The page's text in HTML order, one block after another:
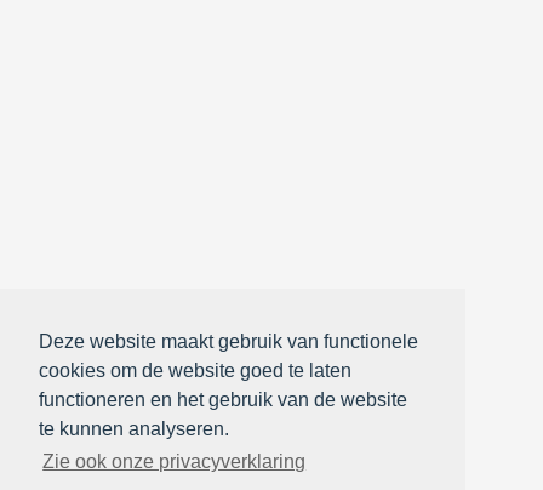
Deze website maakt gebruik van functionele
cookies om de website goed te laten
functioneren en het gebruik van de website
te kunnen analyseren.
Zie ook onze privacyverklaring